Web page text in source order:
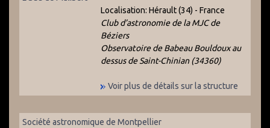
Localisation: Hérault (34) - France
Club d’astronomie de la MJC de
Béziers
Observatoire de Babeau Bouldoux au
dessus de Saint-Chinian (34360)
Voir plus de détails sur la structure
Société astronomique de Montpellier